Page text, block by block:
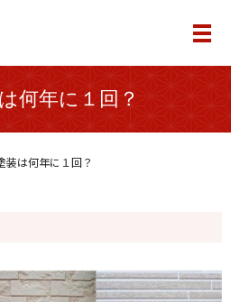
メ
何年に１回？
装は何年に１回？